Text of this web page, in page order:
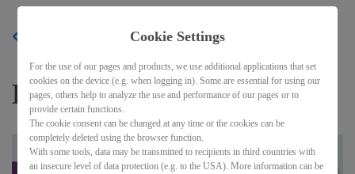
Berit's FitLife Online
Cookie Settings
For the use of our pages and products, we use additional applications that set
cookies on the device (e.g. when logging in). Some are essential for using our
pages, others help to analyze the use and performance of our pages or to
provide certain functions.
The cookie consent can be changed at any time or the cookies can be
completely deleted using the browser function.
With some tools, data may be transmitted to recipients in third countries with
an insecure level of data protection (e.g. to the USA). More information can be